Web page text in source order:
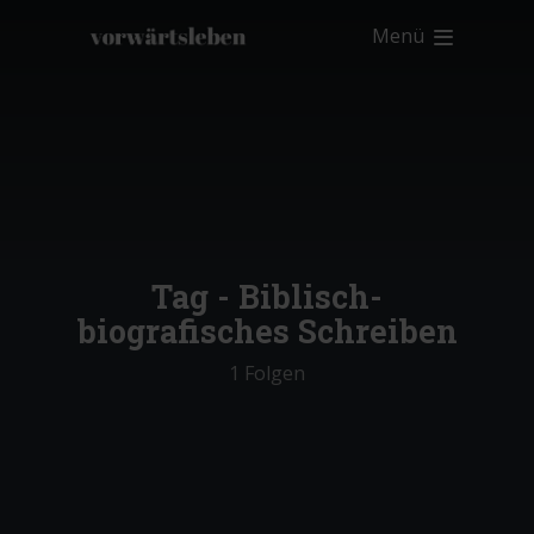
Menü
Tag - Biblisch-
biografisches Schreiben
1 Folgen